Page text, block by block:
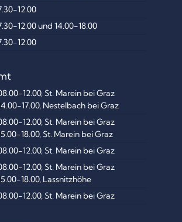
12.00
12.00 und 14.00-18.00
12.00
12.00, St. Marein bei Graz
17.00, Nestelbach bei Graz
12.00, St. Marein bei Graz
18.00, St. Marein bei Graz
12.00, St. Marein bei Graz
12.00, St. Marein bei Graz
18.00, Lassnitzhöhe
12.00, St. Marein bei Graz